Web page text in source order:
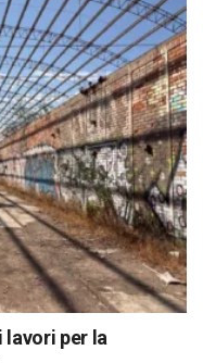
lavori per la